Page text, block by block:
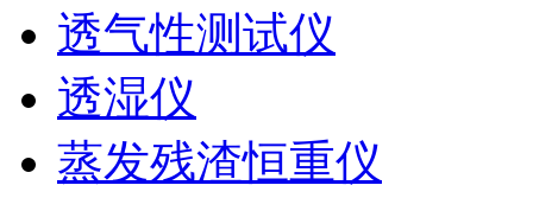
透气性测试仪
透湿仪
蒸发残渣恒重仪